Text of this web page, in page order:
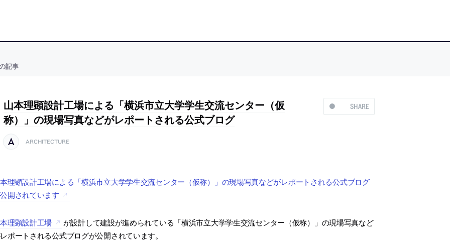
記事
SHARE
山本理顕設計工場による「横浜市立大学学生交流センター（仮
称）」の現場写真などがレポートされる公式ブログ
ARCHITECTURE
理顕設計工場による「横浜市立大学学生交流センター（仮称）」の現場写真などがレポートされる公式ブログ
開されています
理顕設計工場
が設計して建設が進められている「横浜市立大学学生交流センター（仮称）」の現場写真など
ポートされる公式ブログが公開されています。